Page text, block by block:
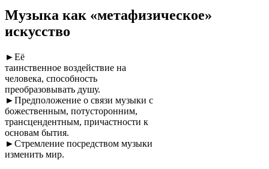
Музыка как «метафизическое»
искусство
►Её
таинственное воздействие на
человека, способность
преобразовывать душу.
►Предположение о связи музыки с
божественным, потусторонним,
трансцендентным, причастности к
основам бытия.
►Стремление посредством музыки
изменить мир.